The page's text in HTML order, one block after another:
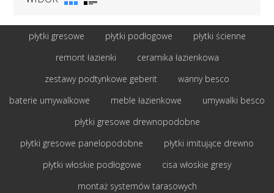
płytki gresowe płytki podłogowe
płytki ścienne
remont łazienki
ceramika łazienkowa
zestawy podtynkowe geberit
wanny besco
baterie umywalkowe
meble łazienkowe
umywalki besco
płytki gresowe drewnopodobne
płytki gresowe panelopodobne
płytki imitujące drewno
płytki włoskie podłogowe
cisa włoskie gresy
montaż systemów tarasowych